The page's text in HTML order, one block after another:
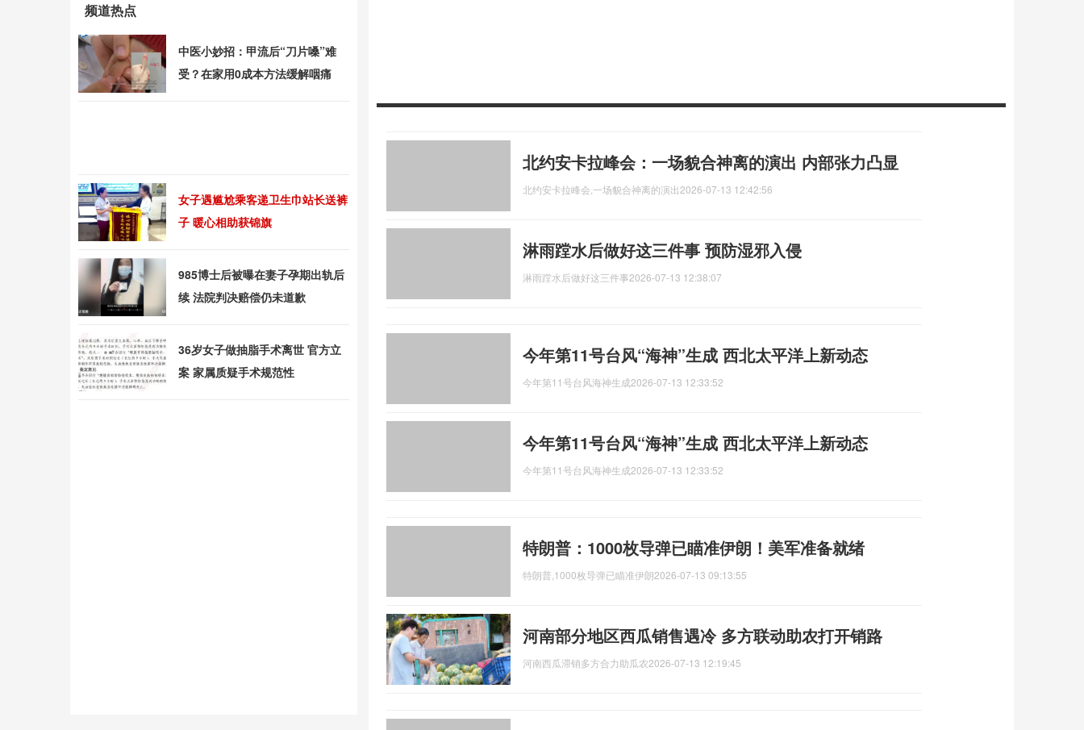
北约安卡拉峰会：一场貌合神离的演出 内部张力凸显
北约安卡拉峰会,一场貌合神离的演出2026-07-13 12:42:56
淋雨蹚水后做好这三件事 预防湿邪入侵
淋雨蹚水后做好这三件事2026-07-13 12:38:07
今年第11号台风“海神”生成 西北太平洋上新动态
今年第11号台风海神生成2026-07-13 12:33:52
今年第11号台风“海神”生成 西北太平洋上新动态
今年第11号台风海神生成2026-07-13 12:33:52
特朗普：1000枚导弹已瞄准伊朗！美军准备就绪
特朗普,1000枚导弹已瞄准伊朗2026-07-13 09:13:55
河南部分地区西瓜销售遇冷 多方联动助农打开销路
河南西瓜滞销多方合力助瓜农2026-07-13 12:19:45
频道热点
中医小妙招：甲流后“刀片嗓”难
受？在家用0成本方法缓解咽痛
女子遇尴尬乘客递卫生巾站长送裤
子 暖心相助获锦旗
985博士后被曝在妻子孕期出轨后
续 法院判决赔偿仍未道歉
36岁女子做抽脂手术离世 官方立
案 家属质疑手术规范性